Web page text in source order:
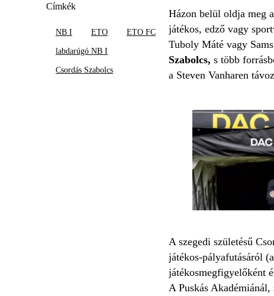
Címkék
NB I ETO ETO FC
labdarúgó NB I
Csordás Szabolcs
Házon belül oldja meg
játékos, edző vagy
Tuboly Máté vagy
Szabolcs, s több
a Steven Vanharen
A szegedi születésű
játékos-pályafutásáról
játékosmegfigyelőként
A Puskás